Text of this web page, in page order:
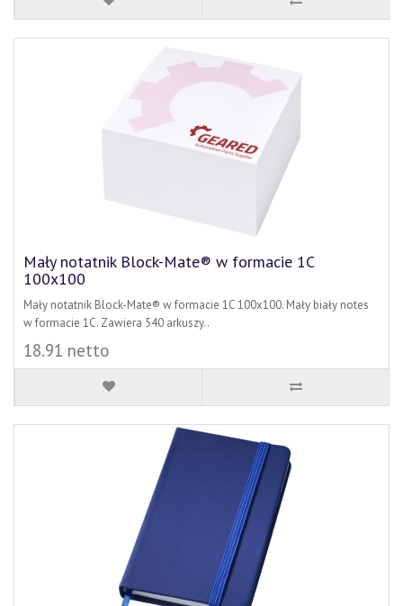
Mały notatnik Block-Mate® w formacie 1C
100x100
Mały notatnik Block-Mate® w formacie 1C 100x100. Mały biały notes
w formacie 1C. Zawiera 540 arkuszy..
18.91 netto